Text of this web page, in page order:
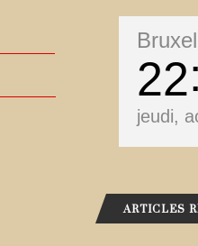
22
jeudi,
ARTICLES